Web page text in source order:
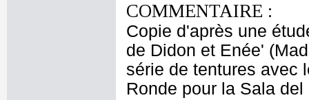
COMMENTAIRE :
Copie d'après une
de Didon et Enée'
série de tentures avec
Ronde pour la Sala